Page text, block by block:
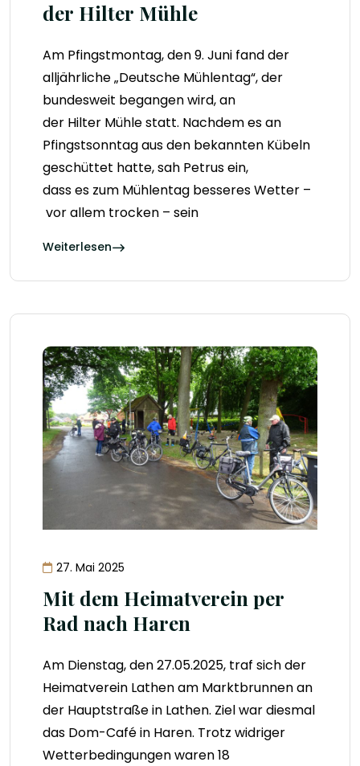
der Hilter Mühle
Am Pfingstmontag, den 9. Juni fand der
alljährliche „Deutsche Mühlentag“, der
bundesweit begangen wird, an
der Hilter Mühle statt. Nachdem es an
Pfingstsonntag aus den bekannten Kübeln
geschüttet hatte, sah Petrus ein,
dass es zum Mühlentag besseres Wetter –
vor allem trocken – sein
Weiterlesen
27. Mai 2025
Mit dem Heimatverein per
Rad nach Haren
Am Dienstag, den 27.05.2025, traf sich der
Heimatverein Lathen am Marktbrunnen an
der Hauptstraße in Lathen. Ziel war diesmal
das Dom-Café in Haren. Trotz widriger
Wetterbedingungen waren 18